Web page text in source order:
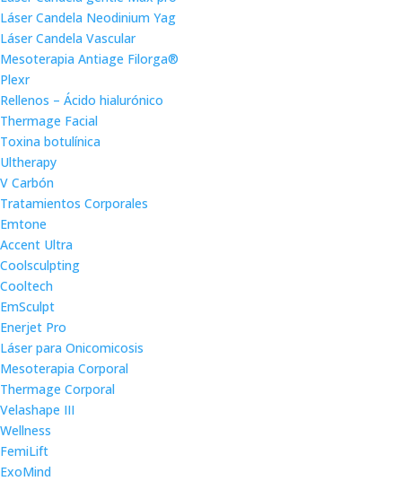
Láser Candela Neodinium Yag
Láser Candela Vascular
Mesoterapia Antiage Filorga®
Plexr
Rellenos – Ácido hialurónico
Thermage Facial
Toxina botulínica
Ultherapy
V Carbón
Tratamientos Corporales
Emtone
Accent Ultra
Coolsculpting
Cooltech
EmSculpt
Enerjet Pro
Láser para Onicomicosis
Mesoterapia Corporal
Thermage Corporal
Velashape III
Wellness
FemiLift
ExoMind